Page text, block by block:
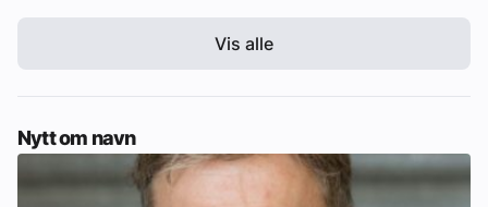
Vis alle
Nytt om navn